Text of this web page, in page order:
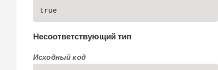
true
Несоответствующий тип
Исходный код